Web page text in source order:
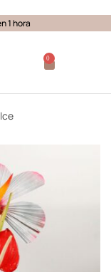
1 hora
0